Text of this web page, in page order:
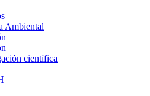
Ambiental
científica